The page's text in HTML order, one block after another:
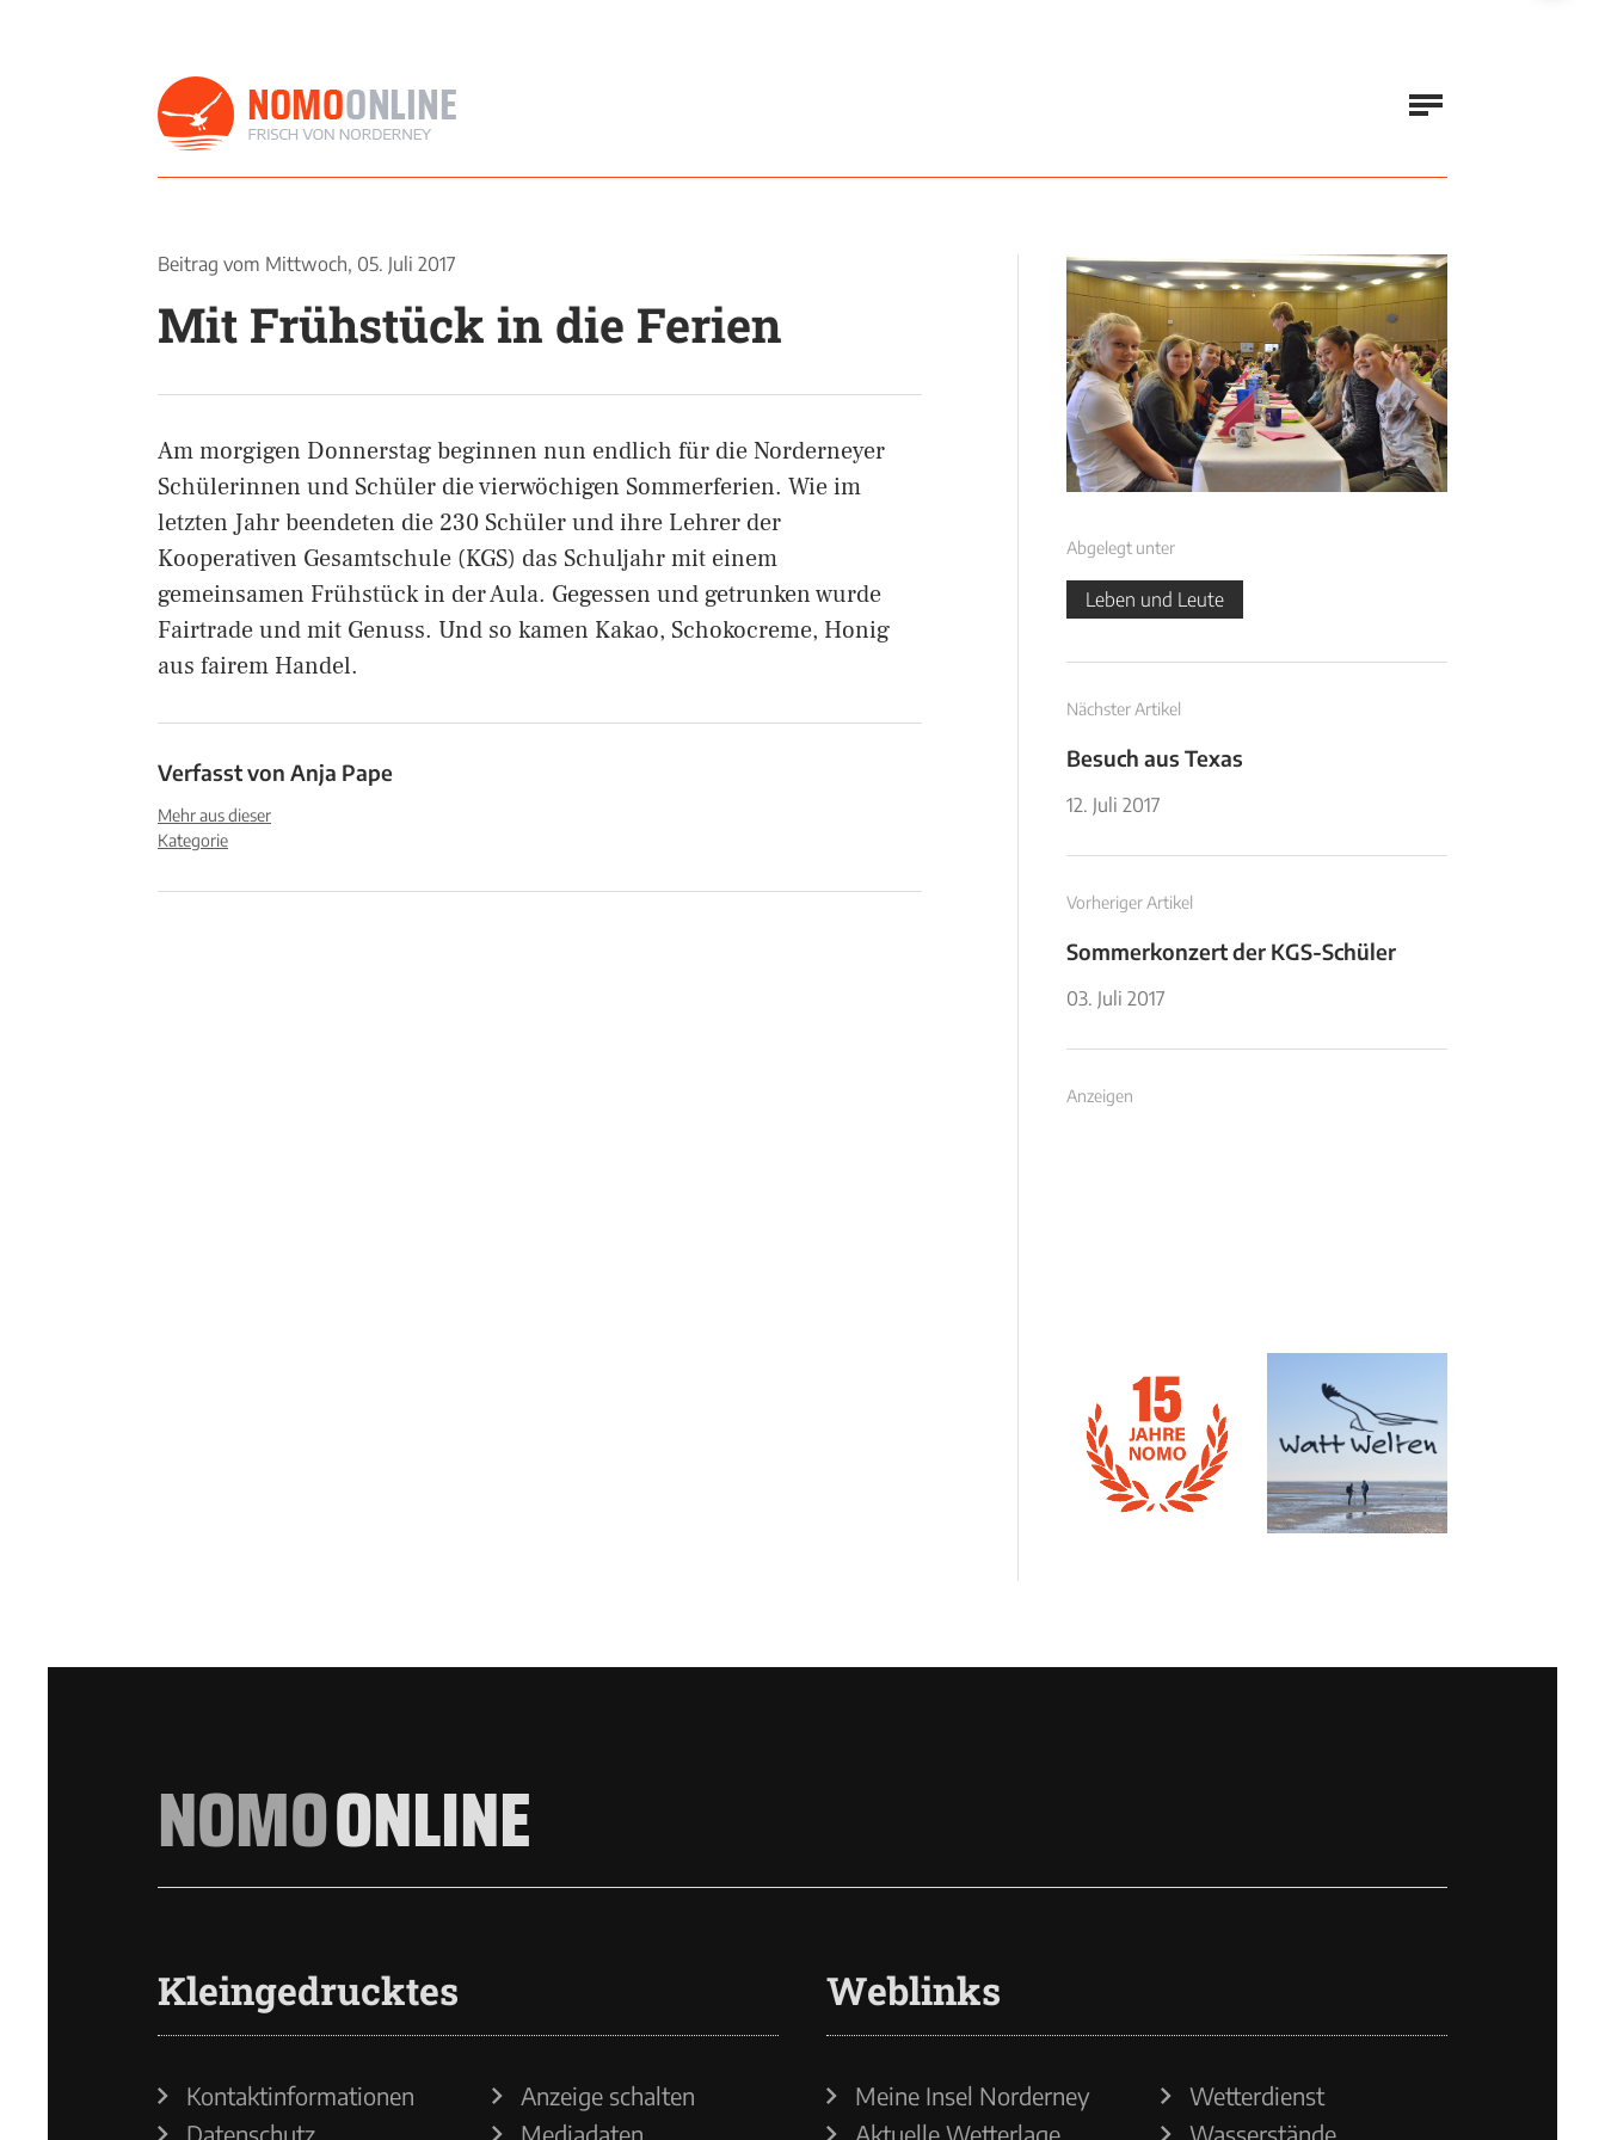
Beitrag vom Mittwoch, 05. Juli 2017
Mit Frühstück in die Ferien
Am morgigen Donnerstag beginnen nun endlich für die Norderneyer
Schülerinnen und Schüler die vierwöchigen Sommerferien. Wie im
letzten Jahr beendeten die 230 Schüler und ihre Lehrer der
Kooperativen Gesamtschule (KGS) das Schuljahr mit einem
gemeinsamen Frühstück in der Aula. Gegessen und getrunken wurde
Fairtrade und mit Genuss. Und so kamen Kakao, Schokocreme, Honig
aus fairem Handel.
Verfasst von Anja Pape
Mehr aus dieser
Kategorie
Abgelegt unter
Leben und Leute
Nächster Artikel
Besuch aus Texas
12. Juli 2017
Vorheriger Artikel
Sommerkonzert der KGS-Schüler
03. Juli 2017
Anzeigen
NOMOONLINE
Kleingedrucktes
Kontaktinformationen
Datenschutz
Anzeige schalten
Mediadaten
Weblinks
Meine Insel Norderney
Aktuelle Wetterlage
Wetterdienst
Wasserstände